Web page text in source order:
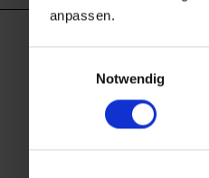
anpassen.
Notwendig